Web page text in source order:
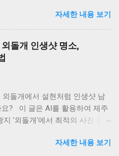
세계 경제의 불확실성을 가중시
한국(25%), 중국(34%), 대만
주요 수출국들에 대한 고율의
산업 전반에 상당한 부담으로
증가시킬 것으로 예측된다. 그
한 점은 구글과 아마존 같은 빅테
한 비용 증가에도 불구하고 AI
줄이지 않겠다는 명확한 의지를
적인 조치 앞에, 강남부터 수도
이 번지고 있습니다. 하루 차이
는 세금 폭탄의 실체와, 생성형
을 지키는 완벽한 절세 방어 시
공개합니다! 📌 <목차> (클릭
해요!) ① 장기보유특별공제, 도
눈에 보는 세금 차이 시뮬레이
트) ④ 글로벌 스탠다드: 해외 선
제 혜택 ⑤ 🤖 생성형 AI로 내 양
(실전 프롬프트 5선) ⑥ 💡 3줄
자주 묻는 질문 (FAQ) ⑧ 현장의
자세한 내용 보기
돌개 인생샷 명소,
돌개에서 설현처럼 인생샷 남
요? 이 글은 AI를 활용하여 제주
지 '외돌개'에서 최적의 사진 촬
는 구체적인 방법을 소개합니다.
자세한 내용 보기